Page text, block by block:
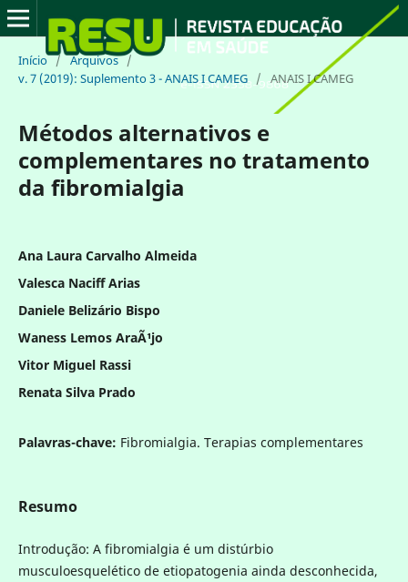
Início / Arquivos /
v. 7 (2019): Suplemento 3 - ANAIS I CAMEG / ANAIS I CAMEG
Métodos alternativos e
complementares no tratamento
da fibromialgia
Ana Laura Carvalho Almeida
Valesca Naciff Arias
Daniele Belizário Bispo
Waness Lemos AraÃ¹jo
Vitor Miguel Rassi
Renata Silva Prado
Palavras-chave: Fibromialgia. Terapias complementares
Resumo
Introdução: A fibromialgia é um distúrbio
musculoesquelético de etiopatogenia ainda desconhecida,